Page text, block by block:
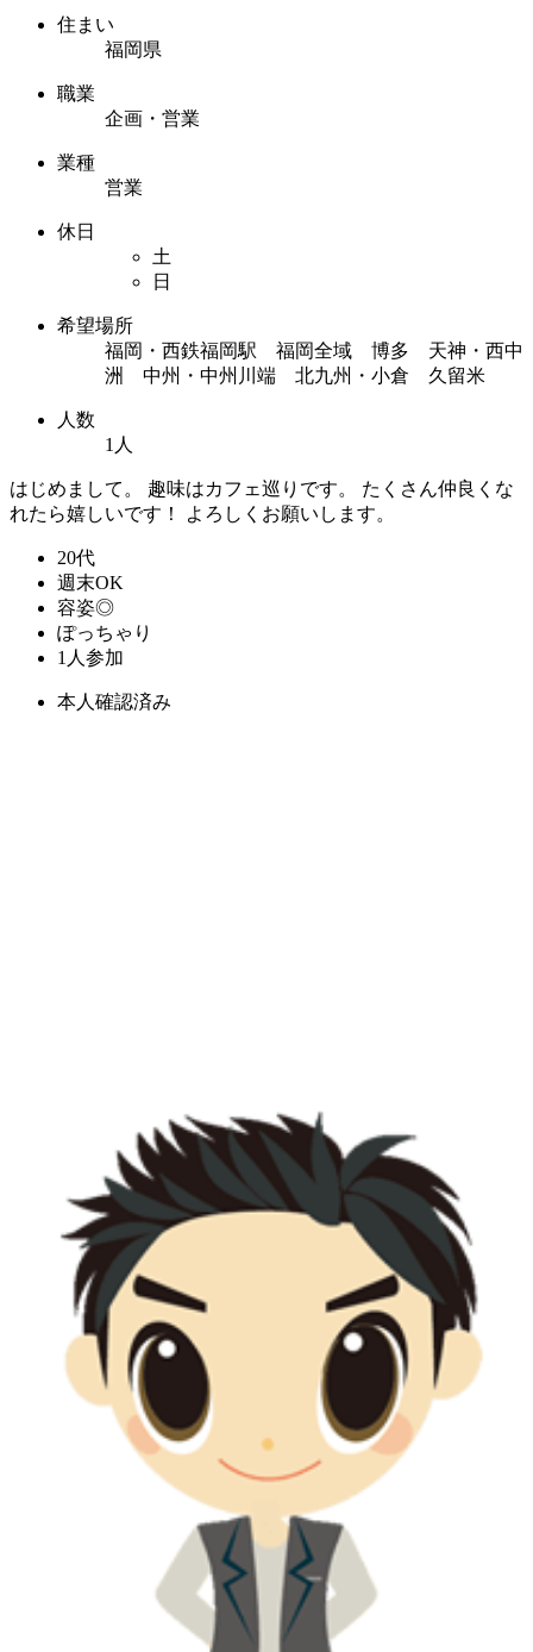
住まい
福岡県
職業
企画・営業
業種
営業
休日
土
日
希望場所
福岡・西鉄福岡駅 福岡全域 博多 天神・西中
洲 中州・中州川端 北九州・小倉 久留米
人数
1人
はじめまして。 趣味はカフェ巡りです。 たくさん仲良くな
れたら嬉しいです！ よろしくお願いします。
20代
週末OK
容姿◎
ぽっちゃり
1人参加
本人確認済み